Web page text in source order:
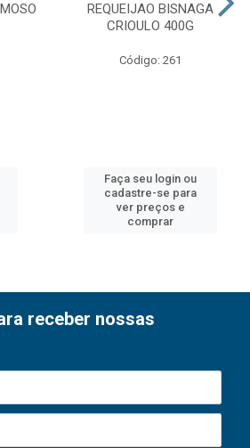
REQUEIJAO BISNAGA
CRIOULO 400G
Código: 261
Faça seu login ou
cadastre-se para
ver preços e
comprar
receber nossas